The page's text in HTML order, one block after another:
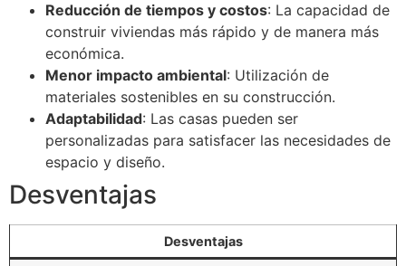
Reducción de tiempos y costos: La capacidad de
construir viviendas más rápido y de manera más
económica.
Menor impacto ambiental: Utilización de
materiales sostenibles en su construcción.
Adaptabilidad: Las casas pueden ser
personalizadas para satisfacer las necesidades de
espacio y diseño.
Desventajas
Desventajas